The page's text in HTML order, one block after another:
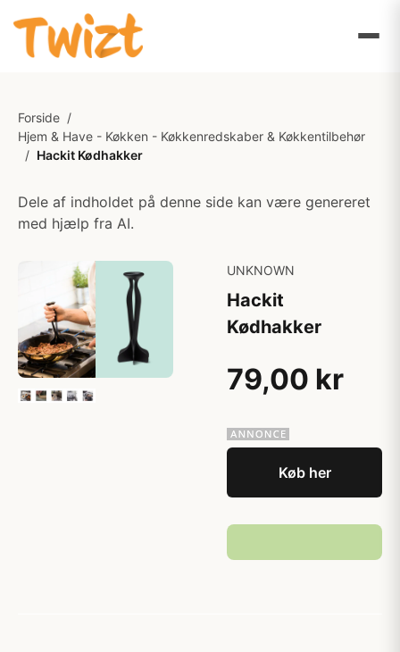
Forside /
Hjem & Have - Køkken - Køkkenredskaber & Køkkentilbehør
/ Hackit Kødhakker
Dele af indholdet på denne side kan være genereret
med hjælp fra AI.
UNKNOWN
Hackit
Kødhakker
79,00 kr
Køb her